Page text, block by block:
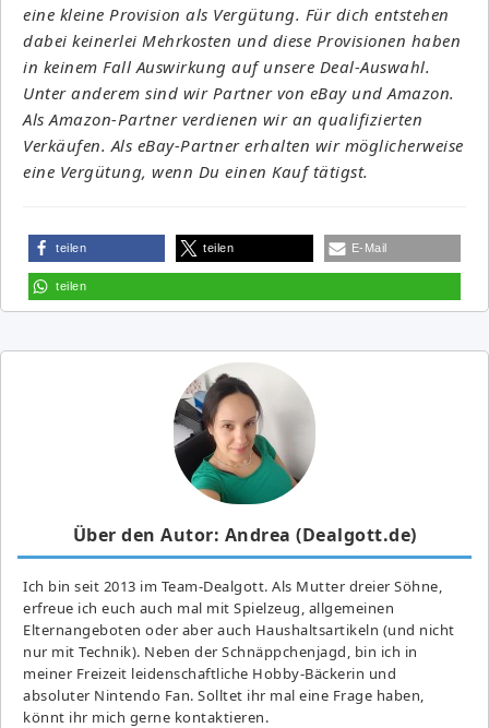
eine kleine Provision als Vergütung. Für dich entstehen
dabei keinerlei Mehrkosten und diese Provisionen haben
in keinem Fall Auswirkung auf unsere Deal-Auswahl.
Unter anderem sind wir Partner von eBay und Amazon.
Als Amazon-Partner verdienen wir an qualifizierten
Verkäufen. Als eBay-Partner erhalten wir möglicherweise
eine Vergütung, wenn Du einen Kauf tätigst.
teilen teilen E-Mail
teilen
Über den Autor: Andrea (Dealgott.de)
Ich bin seit 2013 im Team-Dealgott. Als Mutter dreier Söhne,
erfreue ich euch auch mal mit Spielzeug, allgemeinen
Elternangeboten oder aber auch Haushaltsartikeln (und nicht
nur mit Technik). Neben der Schnäppchenjagd, bin ich in
meiner Freizeit leidenschaftliche Hobby-Bäckerin und
absoluter Nintendo Fan. Solltet ihr mal eine Frage haben,
könnt ihr mich gerne kontaktieren.